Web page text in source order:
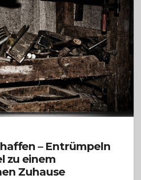
– Entrümpeln
zu einem
Zuhause